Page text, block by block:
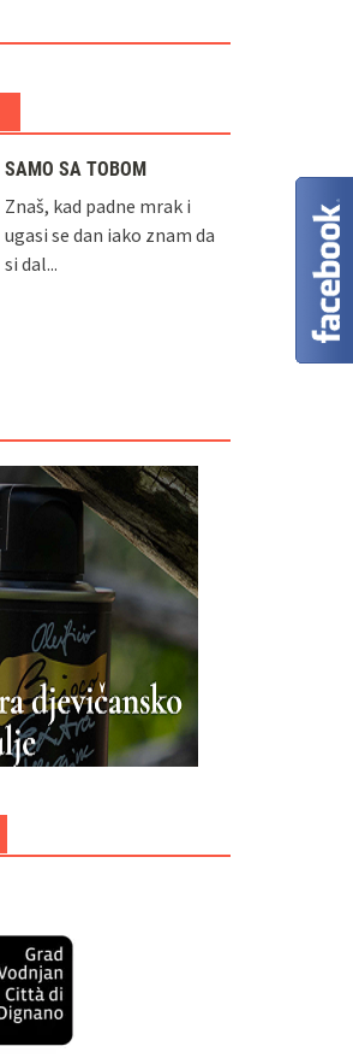
SAMO SA TOBOM
Znaš, kad padne mrak i
ugasi se dan iako znam da
si dal...